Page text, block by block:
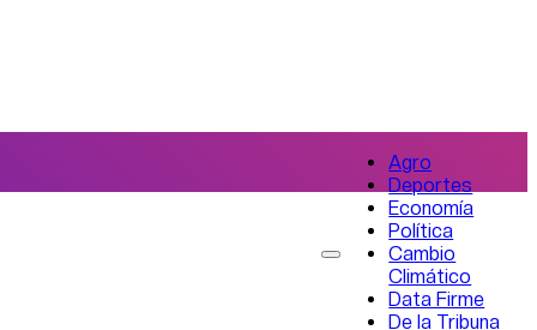
Agro
Deportes
Economía
Política
Cambio
Climático
Data Firme
De la Tribuna